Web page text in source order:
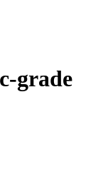
grade